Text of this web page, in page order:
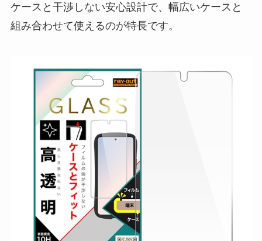
ケースと干渉しない安心設計で、幅広いケースと
組み合わせて使えるのが特長です。